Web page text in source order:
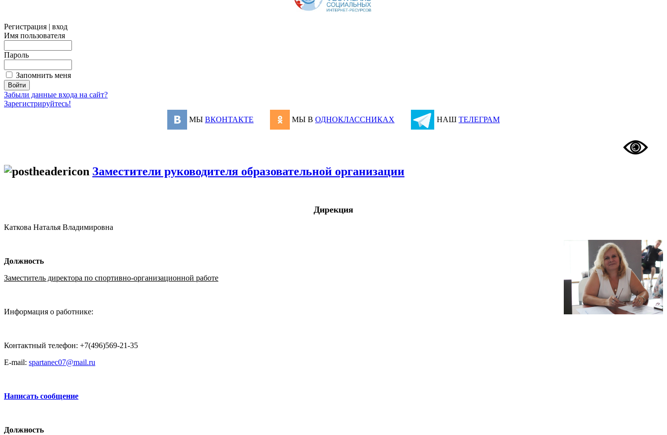
Регистрация | вход
Имя пользователя
Пароль
Запомнить меня
Забыли данные входа на сайт?
Зарегистрируйтесь!
МЫ ВКОНТАКТЕ МЫ В ОДНОКЛАССНИКАХ НАШ ТЕЛЕГРАМ
Заместители руководителя образовательной организации
Дирекция
Каткова Наталья Владимировна
Должность
Заместитель директора по спортивно-организационной работе
Информация о работнике:
Контактный телефон: +7(496)569-21-35
E-mail: spartanec07@mail.ru
Написать сообщение
Должность